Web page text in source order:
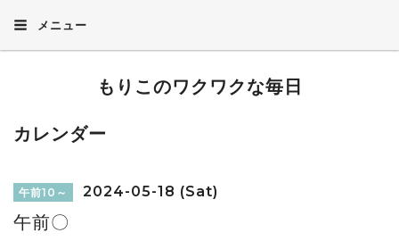
メニュー
もりこのワクワクな毎日
カレンダー
午前10～ 2024-05-18 (Sat)
午前〇